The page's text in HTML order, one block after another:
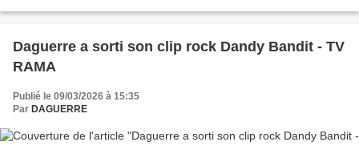
Daguerre a sorti son clip rock Dandy Bandit - TV
RAMA
Publié le 09/03/2026 à 15:35
Par DAGUERRE